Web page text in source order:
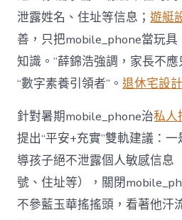
泄露姓名、住址等信息；遊艇
善，只把mobile_phone當玩
知識。”薛錦浩強調，家長不應
“數字素養引領者”。退休宅設計
針對暑期mobile_phone治私人
提出“平安+充實”雙軌建議：
導孩子絕不泄露個人敏感信息
號、住址等），關閉
不參藍玉華搖搖頭，看著他汗